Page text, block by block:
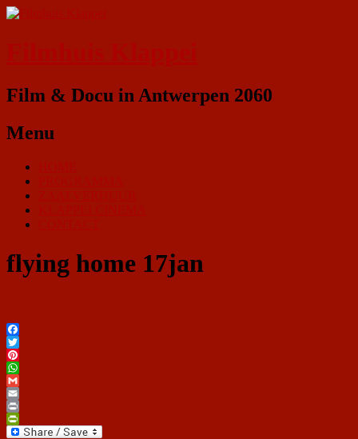
Film & Docu in Antwerpen 2060
Menu
flying home 17jan
Facebook
Twitter
Pinterest
WhatsApp
Gmail
Email
Print
PrintFriendly